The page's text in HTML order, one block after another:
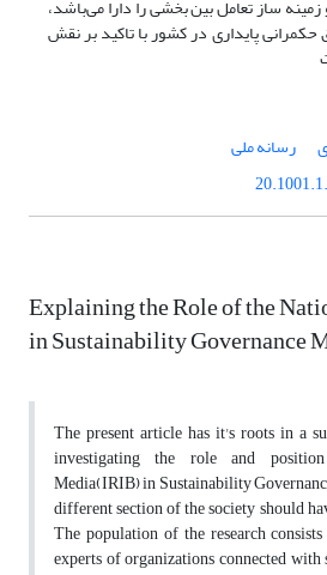
ساز تعامل بین بخشی را دارا می‌باشد،
پایداری در کشور با تاکید بر نقش
رسانه ملی
Explaining the Role of the
in Sustainability Governance
The present article has it's roots in a
investigating the role and
Media(IRIB) in Sustainability
different section of the society should
The population of the research
experts of organizations connected